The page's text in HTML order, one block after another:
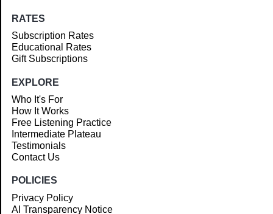
RATES
Subscription Rates
Educational Rates
Gift Subscriptions
EXPLORE
Who It's For
How It Works
Free Listening Practice
Intermediate Plateau
Testimonials
Contact Us
POLICIES
Privacy Policy
AI Transparency Notice